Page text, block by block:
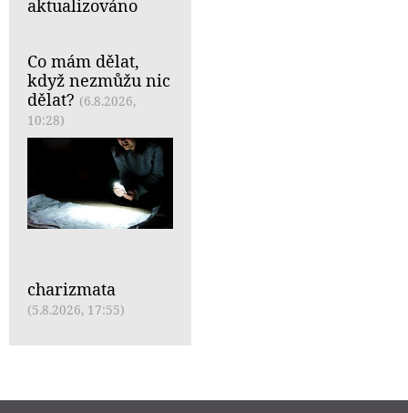
aktualizováno
Co mám dělat,
když nezmůžu nic
dělat? (6.8.2026,
10:28)
charizmata
(5.8.2026, 17:55)